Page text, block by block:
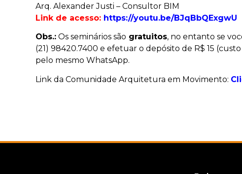
Arq. Alexander Justi – Consultor BIM
Link de acesso: https://youtu.be/BJqBbQExgwU
Obs.: Os seminários são gratuitos, no entanto se
(21) 98420.7400 e efetuar o depósito de R$ 15
pelo mesmo WhatsApp.
Link da Comunidade Arquitetura em Movimento: